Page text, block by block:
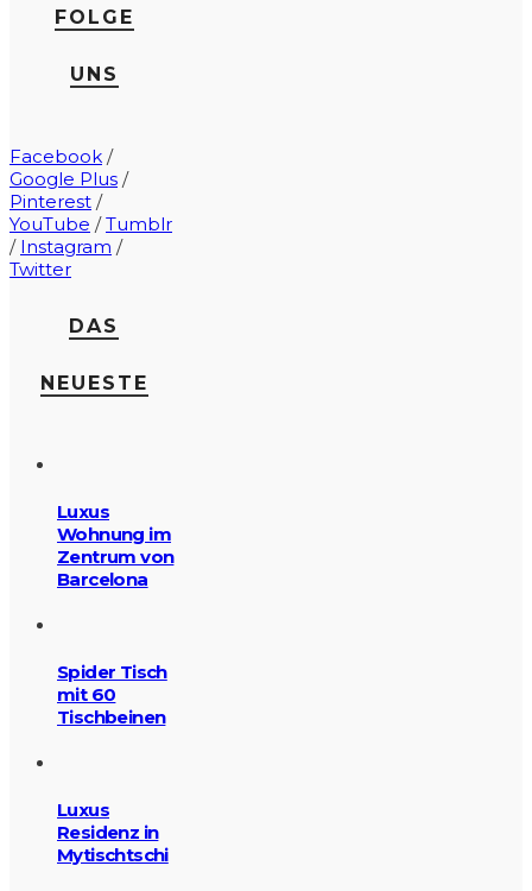
FOLGE
UNS
Facebook /
Google Plus /
Pinterest /
YouTube /Tumblr
/ Instagram /
Twitter
DAS
NEUESTE
Luxus
Wohnung im
Zentrum von
Barcelona
Spider Tisch
mit 60
Tischbeinen
Luxus
Residenz in
Mytischtschi